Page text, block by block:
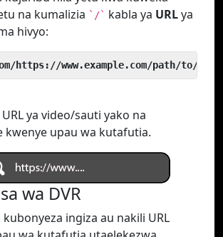
na kumalizia `/` kabla ya URLya
hivyo:
https://www.example.com/path/to/
ya video/sauti yako na
kwenye upau wa kutafutia.
wa DVR
kubonyeza ingiza au nakili URL